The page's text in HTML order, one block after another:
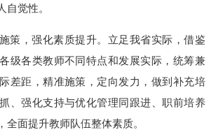
自觉性。
强化素质提升。立足我省实际，借鉴
级各类教师不同特点和发展实际，统筹兼
差距，精准施策，定向发力，做到补充培
、强化支持与优化管理同跟进、职前培养
全面提升教师队伍整体素质。